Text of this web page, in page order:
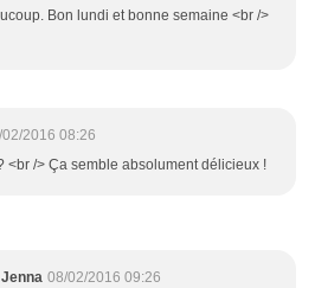
Bon lundi et bonne semaine <br />
2016 08:26
<br /> Ça semble absolument délicieux !
08/02/2016 09:26